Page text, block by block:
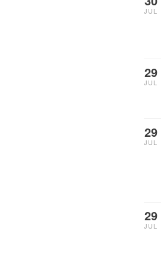
JUL
29
JUL
29
JUL
29
JUL